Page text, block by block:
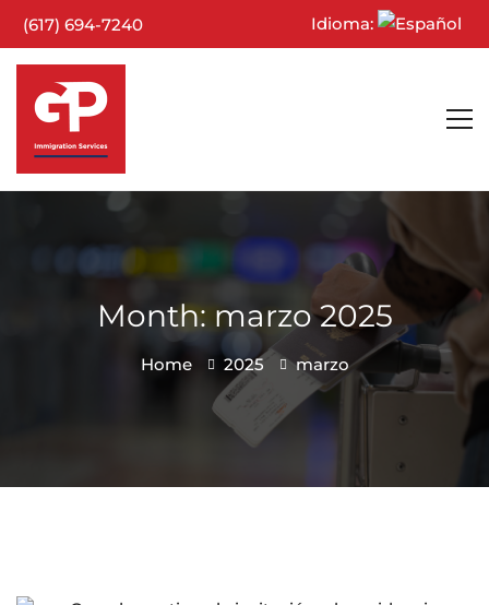
(617) 694-7240 Idioma:
Month: marzo 2025
Home 2025 marzo